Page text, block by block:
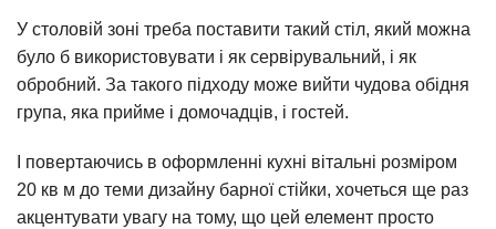
У столовій зоні треба поставити такий стіл, який можна
було б використовувати і як сервірувальний, і як
обробний. За такого підходу може вийти чудова обідня
група, яка прийме і домочадців, і гостей.
І повертаючись в оформленні кухні вітальні розміром
20 кв м до теми дизайну барної стійки, хочеться ще раз
акцентувати увагу на тому, що цей елемент просто